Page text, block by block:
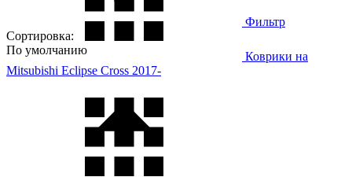
Коврики на
Mitsubishi Eclipse Cross 2017-
Фильтр
Сортировка:
По умолчанию